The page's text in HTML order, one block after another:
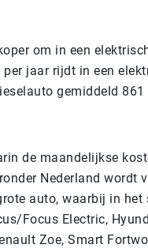
om in een
jaar rijdt in een
gemiddeld 861
de maandelijkse
Nederland wordt
auto, waarbij in het
Focus Electric,
Zoe, Smart